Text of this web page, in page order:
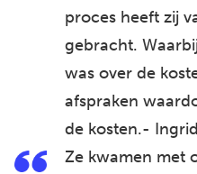
proces heeft zij
gebracht.
was over de
afspraken
de kosten.- Ingrid
Ze kwamen met